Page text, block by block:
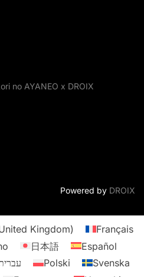
no AYANEO x DROIX
Powered by DROIX
Kingdom)
Français
日本語
Español
Polski
Svenska